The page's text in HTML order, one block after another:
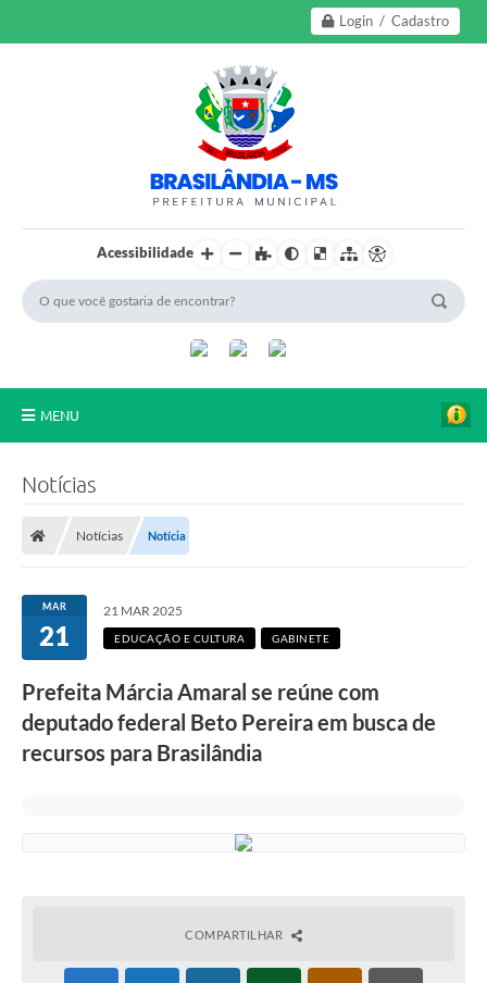
Login / Cadastro
Acessibilidade
MENU
Transparência
Câmara Municipal
e-SIC
Tributação
Notícias
Notícias Notícia
MAR
21
21 MAR 2025
EDUCAÇÃO E CULTURA GABINETE
Prefeita Márcia Amaral se reúne com
deputado federal Beto Pereira em busca de
recursos para Brasilândia
COMPARTILHAR